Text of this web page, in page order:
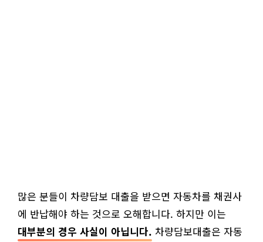
많은 분들이 차량담보 대출을 받으면 자동차를 채권사
에 반납해야 하는 것으로 오해합니다. 하지만 이는
대부분의 경우 사실이 아닙니다. 차량담보대출은 자동